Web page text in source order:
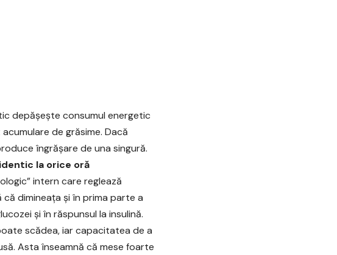
depășește consumul energetic
de grăsime. Dacă
îngrășare de una singură.
la orice oră
intern care reglează
dimineața și în prima parte a
și în răspunsul la insulină.
scădea, iar capacitatea de a
Asta înseamnă că mese foarte